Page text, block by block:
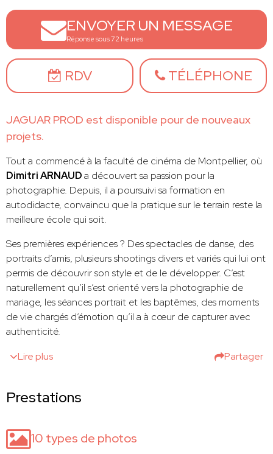
ENVOYER UN MESSAGE
Réponse sous 72 heures
RDV TÉLÉPHONE
JAGUAR PROD est disponible pour de nouveaux
projets.
Tout a commencé à la faculté de cinéma de Montpellier, où
Dimitri ARNAUDa découvert sa passion pour la
photographie. Depuis, il a poursuivi sa formation en
autodidacte, convaincu que la pratique sur le terrain reste la
meilleure école qui soit.
Ses premières expériences ? Des spectacles de danse, des
portraits d’amis, plusieurs shootings divers et variés qui lui ont
permis de découvrir son style et de le développer. C’est
naturellement qu’il s’est orienté vers la photographie de
mariage, les séances portrait et les baptêmes, des moments
de vie chargés d’émotion qu’il a à cœur de capturer avec
authenticité.
Lire plus
Partager
Prestations
10 types de photos